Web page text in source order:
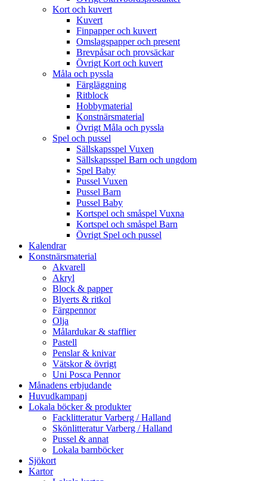
Kort och kuvert
Kuvert
Finpapper och kuvert
Omslagspapper och present
Brevpåsar och provsäckar
Övrigt Kort och kuvert
Måla och pyssla
Färgläggning
Ritblock
Hobbymaterial
Konstnärsmaterial
Övrigt Måla och pyssla
Spel och pussel
Sällskapsspel Vuxen
Sällskapsspel Barn och ungdom
Spel Baby
Pussel Vuxen
Pussel Barn
Pussel Baby
Kortspel och småspel Vuxna
Kortspel och småspel Barn
Övrigt Spel och pussel
Kalendrar
Konstnärsmaterial
Akvarell
Akryl
Block & papper
Blyerts & ritkol
Färgpennor
Olja
Målardukar & stafflier
Pastell
Penslar & knivar
Vätskor & övrigt
Uni Posca Pennor
Månadens erbjudande
Huvudkampanj
Lokala böcker & produkter
Facklitteratur Varberg / Halland
Skönlitteratur Varberg / Halland
Pussel & annat
Lokala barnböcker
Sjökort
Kartor